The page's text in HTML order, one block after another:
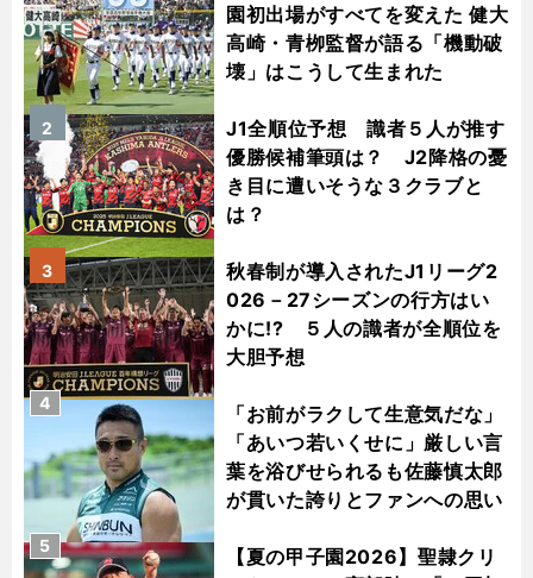
園初出場がすべてを変えた 健大
高崎・青栁監督が語る「機動破
壊」はこうして生まれた
J1全順位予想 識者５人が推す
優勝候補筆頭は？ J2降格の憂
き目に遭いそうな３クラブと
は？
2
秋春制が導入されたJ1リーグ2
026－27シーズンの行方はい
かに!? ５人の識者が全順位を
大胆予想
3
「お前がラクして生意気だな」
「あいつ若いくせに」厳しい言
葉を浴びせられるも佐藤慎太郎
が貫いた誇りとファンへの思い
4
【夏の甲子園2026】聖隷クリ
5